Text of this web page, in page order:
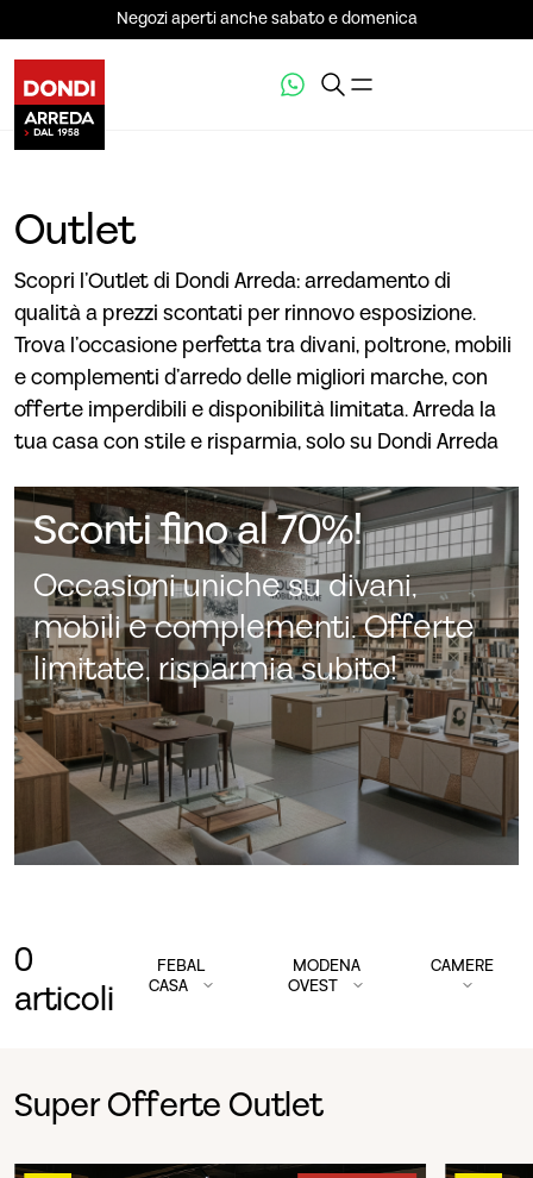
Negozi aperti anche sabato e domenica
Outlet
Scopri l’Outlet di Dondi Arreda: arredamento di
qualità a prezzi scontati per rinnovo esposizione.
Trova l’occasione perfetta tra divani, poltrone, mobili
e complementi d’arredo delle migliori marche, con
offerte imperdibili e disponibilità limitata. Arreda la
tua casa con stile e risparmia, solo su Dondi Arreda
Sconti fino al 70%!
Occasioni uniche su divani,
mobili e complementi. Offerte
limitate, risparmia subito!
0
articoli
FEBAL
CASA
MODENA
OVEST
CAMERE
Super Offerte Outlet